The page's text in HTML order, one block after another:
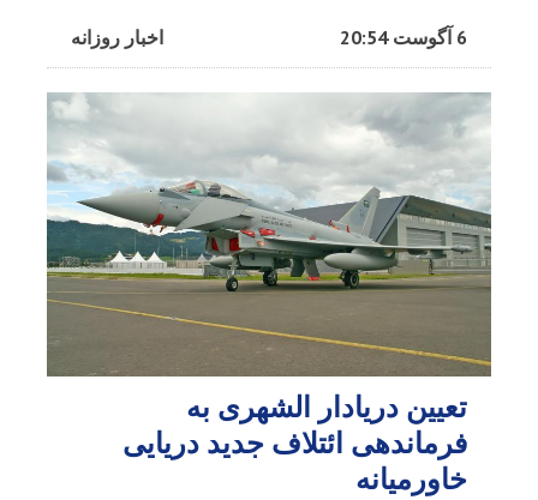
اخبار روزانه 6 آگوست 20:54
تعیین دریادار الشهری به
فرماندهی ائتلاف جدید دریایی
خاورمیانه